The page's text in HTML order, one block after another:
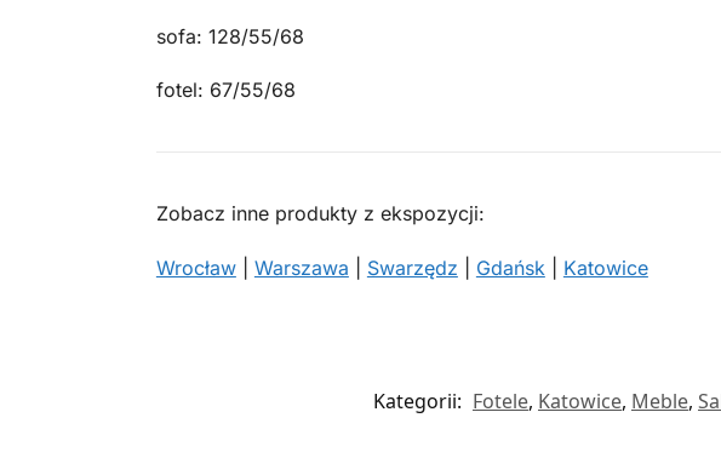
sofa: 128/55/68
fotel: 67/55/68
Zobacz inne produkty z ekspozycji:
Wrocław| Warszawa Swarzędz Gdańsk Katowice
Kategorii: Fotele, Katowice, Meble,